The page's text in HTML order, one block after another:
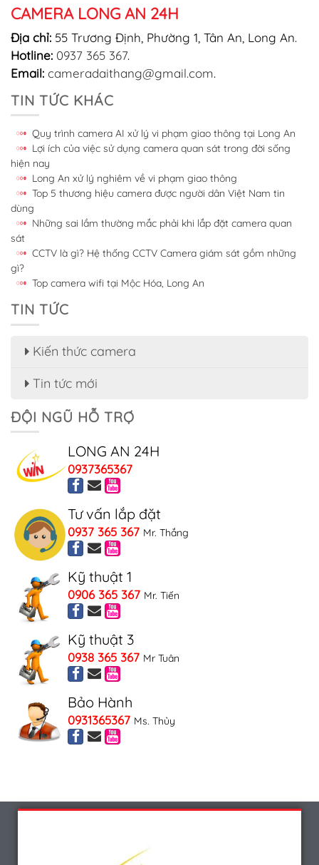
CAMERA LONG AN 24H
Địa chỉ: 55 Trương Định, Phường 1, Tân An, Long An.
Hotline: 0937 365 367.
Email: cameradaithang@gmail.com.
TIN TỨC KHÁC
Quy trình camera AI xử lý vi phạm giao thông tại Long An
Lợi ích của việc sử dụng camera quan sát trong đời sống
hiện nay
Long An xử lý nghiêm về vi phạm giao thông
Top 5 thương hiệu camera được người dân Việt Nam tin
dùng
Những sai lầm thường mắc phải khi lắp đặt camera quan
sát
CCTV là gì? Hệ thống CCTV Camera giám sát gồm những
gì?
Top camera wifi tại Mộc Hóa, Long An
TIN TỨC
Kiến thức camera
Tin tức mới
ĐỘI NGŨ HỖ TRỢ
LONG AN 24H
0937365367
Tư vấn lắp đặt
0937 365 367 Mr. Thắng
Kỹ thuật 1
0906 365 367 Mr. Tiến
Kỹ thuật 3
0938 365 367 Mr Tuân
Bảo Hành
0931365367 Ms. Thủy